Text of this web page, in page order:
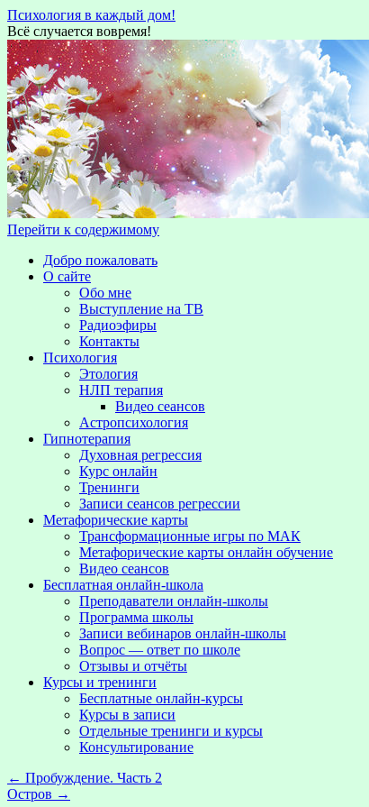
Психология в каждый дом!
Всё случается вовремя!
Перейти к содержимому
Добро пожаловать
О сайте
Обо мне
Выступление на TВ
Радиоэфиры
Контакты
Психология
Этология
НЛП терапия
Видео сеансов
Астропсихология
Гипнотерапия
Духовная регрессия
Курс онлайн
Тренинги
Записи сеансов регрессии
Метафорические карты
Трансформационные игры по МАК
Метафорические карты онлайн обучение
Видео сеансов
Бесплатная онлайн-школа
Преподаватели онлайн-школы
Программа школы
Записи вебинаров онлайн-школы
Вопрос — ответ по школе
Отзывы и отчёты
Курсы и тренинги
Бесплатные онлайн-курсы
Курсы в записи
Отдельные тренинги и курсы
Консультирование
← Пробуждение. Часть 2
Остров →